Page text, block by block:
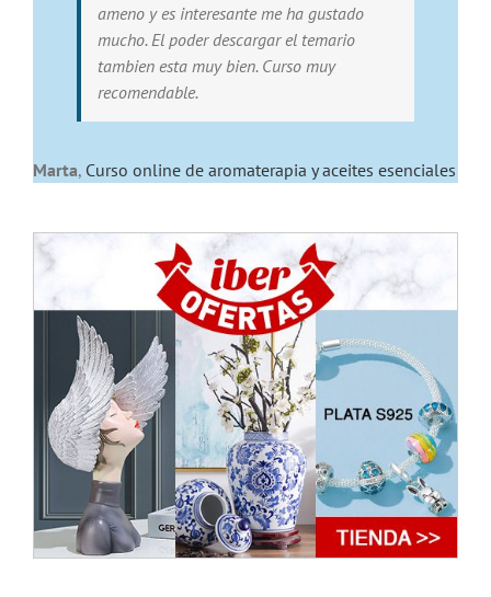
ameno y es interesante me ha gustado
mucho. El poder descargar el temario
tambien esta muy bien. Curso muy
recomendable.
Marta, Curso online de aromaterapia y aceites esenciales